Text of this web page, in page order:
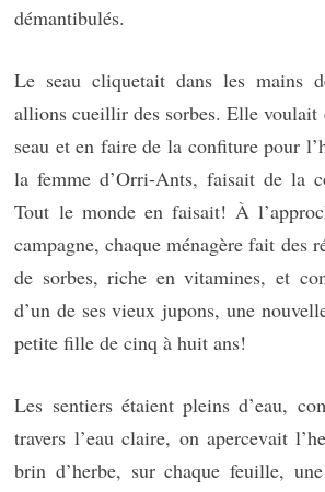
démantibulés.
Le seau cliquetait dans les mains
allions cueillir des sorbes. Elle
seau et en faire de la confiture pour
la femme d’Orri-Ants, faisait de la
Tout le monde en faisait! À
campagne, chaque ménagère fait des
de sorbes, riche en vitamines, et
d’un de ses vieux jupons, une
petite fille de cinq à huit ans!
Les sentiers étaient pleins d’eau,
travers l’eau claire, on apercevait
brin d’herbe, sur chaque feuille,